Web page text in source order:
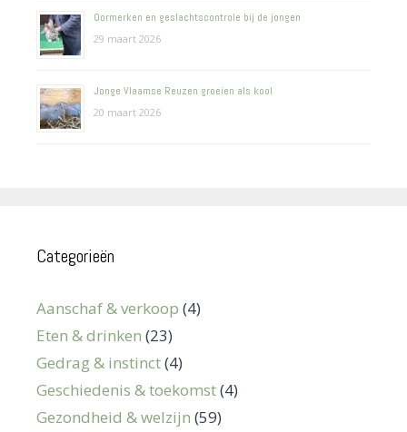
Oormerken en geslachtscontrole bij de jongen
29 maart 2026
Jonge Vlaamse Reuzen groeien als kool
20 maart 2026
Categorieën
Aanschaf & verkoop (4)
Eten & drinken (23)
Gedrag & instinct(4)
Geschiedenis & toekomst(4)
Gezondheid & welzijn (59)